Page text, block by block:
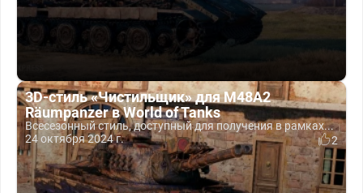
3D-стиль «Чистильщик» для M48A2
Räumpanzer в World of Tanks
Всесезонный стиль, доступный для получения в рамках...
24 октября 2024 г.
2